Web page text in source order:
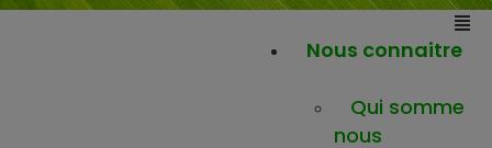
Nous connaitre
Qui somme
nous